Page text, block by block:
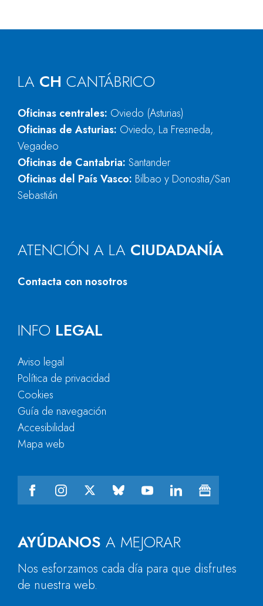
LA CH CANTÁBRICO
Oficinas centrales: Oviedo (Asturias)
Oficinas de Asturias: Oviedo, La Fresneda,
Vegadeo
Oficinas de Cantabria: Santander
Oficinas del País Vasco: Bilbao y Donostia/San
Sebastián
ATENCIÓN A LA CIUDADANÍA
Contacta con nosotros
AYÚDANOS A MEJORAR
Nos esforzamos cada día para que disfrutes
de nuestra web.
INFO LEGAL
Aviso legal
Política de privacidad
Cookies
Guía de navegación
Accesibilidad
Mapa web